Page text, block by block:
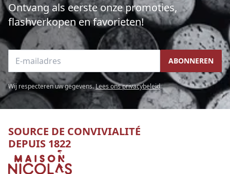
Ontvang als eerste onze promoties,
flashverkopen en favorieten!
E-mailadres ABONNEREN
Wij respecteren uw gegevens.Lees ons privacybeleid.
SOURCE DE CONVIVIALITÉ
DEPUIS 1822
Nicolas